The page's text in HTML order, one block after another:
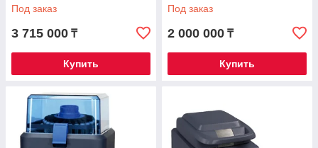
Под заказ
3 715 000 ₸
Купить
Под заказ
2 000 000 ₸
Купить